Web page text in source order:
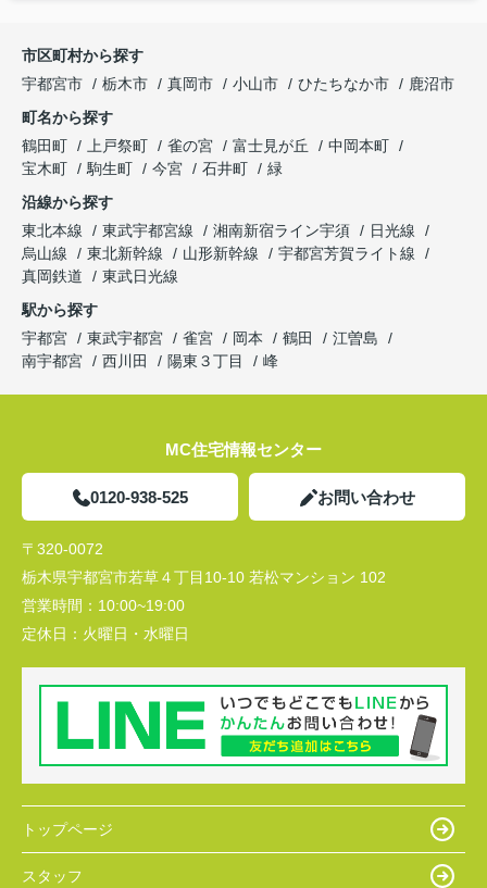
市区町村から探す
宇都宮市
栃木市 真岡市 小山市 ひたちなか市
鹿沼市
町名から探す
鶴田町
上戸祭町 雀の宮 富士見が丘
中岡本町
宝木町
駒生町 今宮 石井町
緑
沿線から探す
東北本線
東武宇都宮線 湘南新宿ライン宇須
日光線
烏山線
東北新幹線 山形新幹線
宇都宮芳賀ライト線
真岡鉄道
東武日光線
駅から探す
宇都宮
東武宇都宮 雀宮 岡本 鶴田
江曽島
南宇都宮
西川田 陽東３丁目 峰
MC住宅情報センター
0120-938-525 お問い合わせ
〒320-0072
栃木県宇都宮市若草４丁目10-10 若松マンション 102
営業時間： 10:00~19:00
定休日： 火曜日・水曜日
トップページ
スタッフ